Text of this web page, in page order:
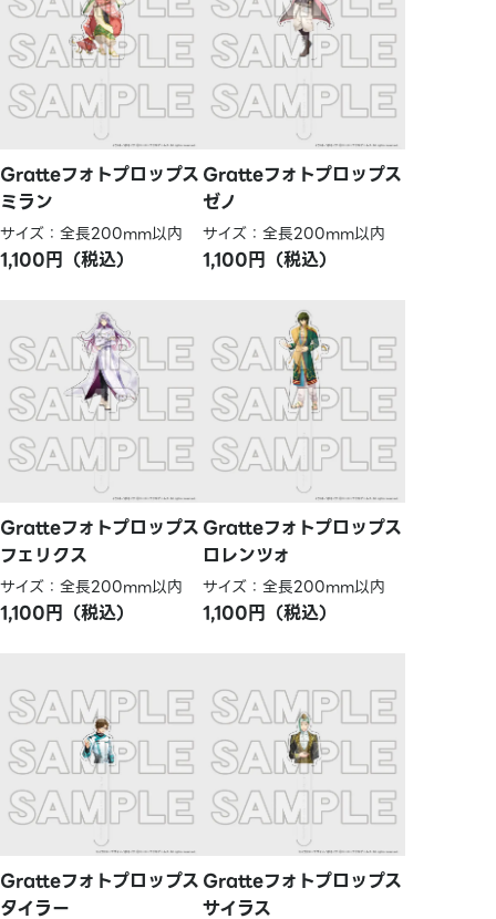
Gratteフォトプロップス
ミラン
サイズ：全長200mm以内
1,100円（税込）
Gratteフォトプロップス
ゼノ
サイズ：全長200mm以内
1,100円（税込）
Gratteフォトプロップス
フェリクス
サイズ：全長200mm以内
1,100円（税込）
Gratteフォトプロップス
ロレンツォ
サイズ：全長200mm以内
1,100円（税込）
Gratteフォトプロップス
タイラー
Gratteフォトプロップス
サイラス